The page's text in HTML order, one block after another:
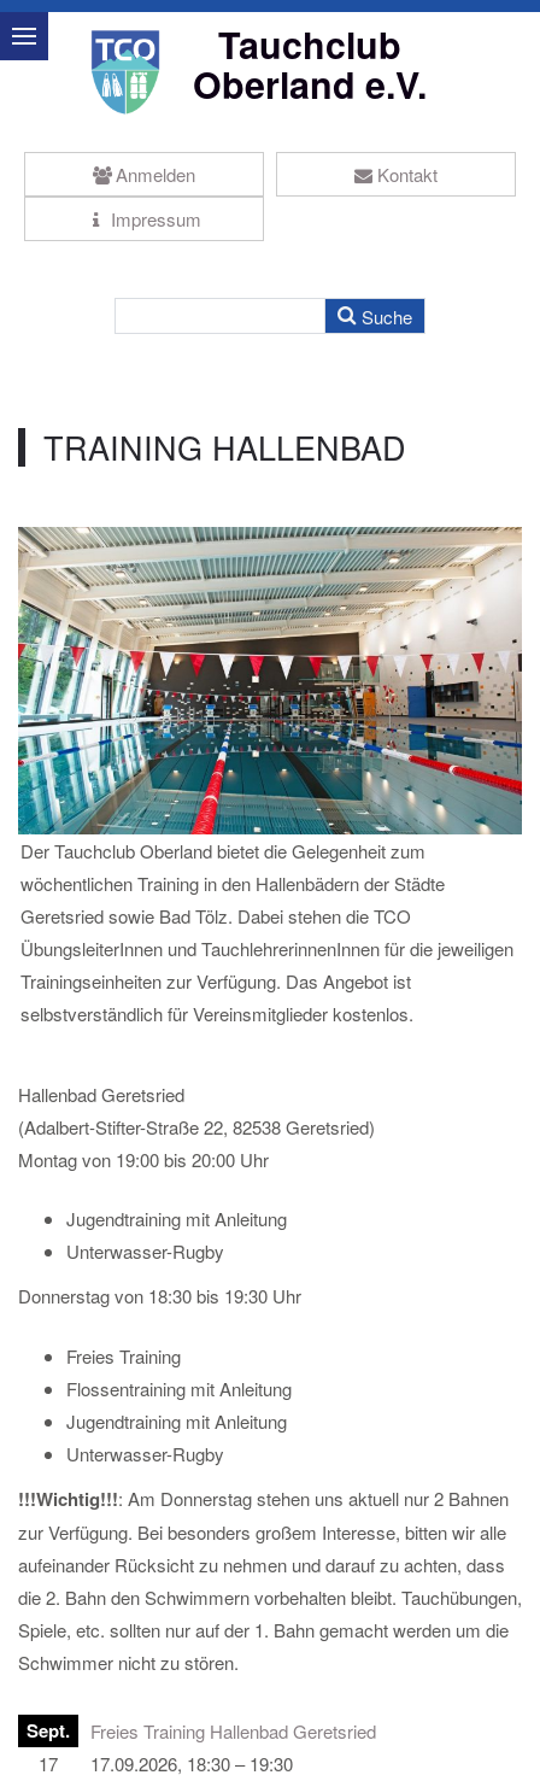
Tauchclub
Oberland e.V.
Anmelden
Kontakt
Impressum
TRAINING HALLENBAD
Der Tauchclub Oberland bietet die Gelegenheit zum
wöchentlichen Training in den Hallenbädern der Städte
Geretsried sowie Bad Tölz. Dabei stehen die TCO
ÜbungsleiterInnen und TauchlehrerinnenInnen für die jeweiligen
Trainingseinheiten zur Verfügung. Das Angebot ist
selbstverständlich für Vereinsmitglieder kostenlos.
Hallenbad Geretsried
(Adalbert-Stifter-Straße 22, 82538 Geretsried)
Montag von 19:00 bis 20:00 Uhr
Jugendtraining mit Anleitung
Unterwasser-Rugby
Donnerstag von 18:30 bis 19:30 Uhr
Freies Training
Flossentraining mit Anleitung
Jugendtraining mit Anleitung
Unterwasser-Rugby
!!!Wichtig!!!: Am Donnerstag stehen uns aktuell nur 2 Bahnen
zur Verfügung. Bei besonders großem Interesse, bitten wir alle
aufeinander Rücksicht zu nehmen und darauf zu achten, dass
die 2. Bahn den Schwimmern vorbehalten bleibt. Tauchübungen,
Spiele, etc. sollten nur auf der 1. Bahn gemacht werden um die
Schwimmer nicht zu stören.
Sept.
17
Freies Training Hallenbad Geretsried
17.09.2026, 18:30 – 19:30